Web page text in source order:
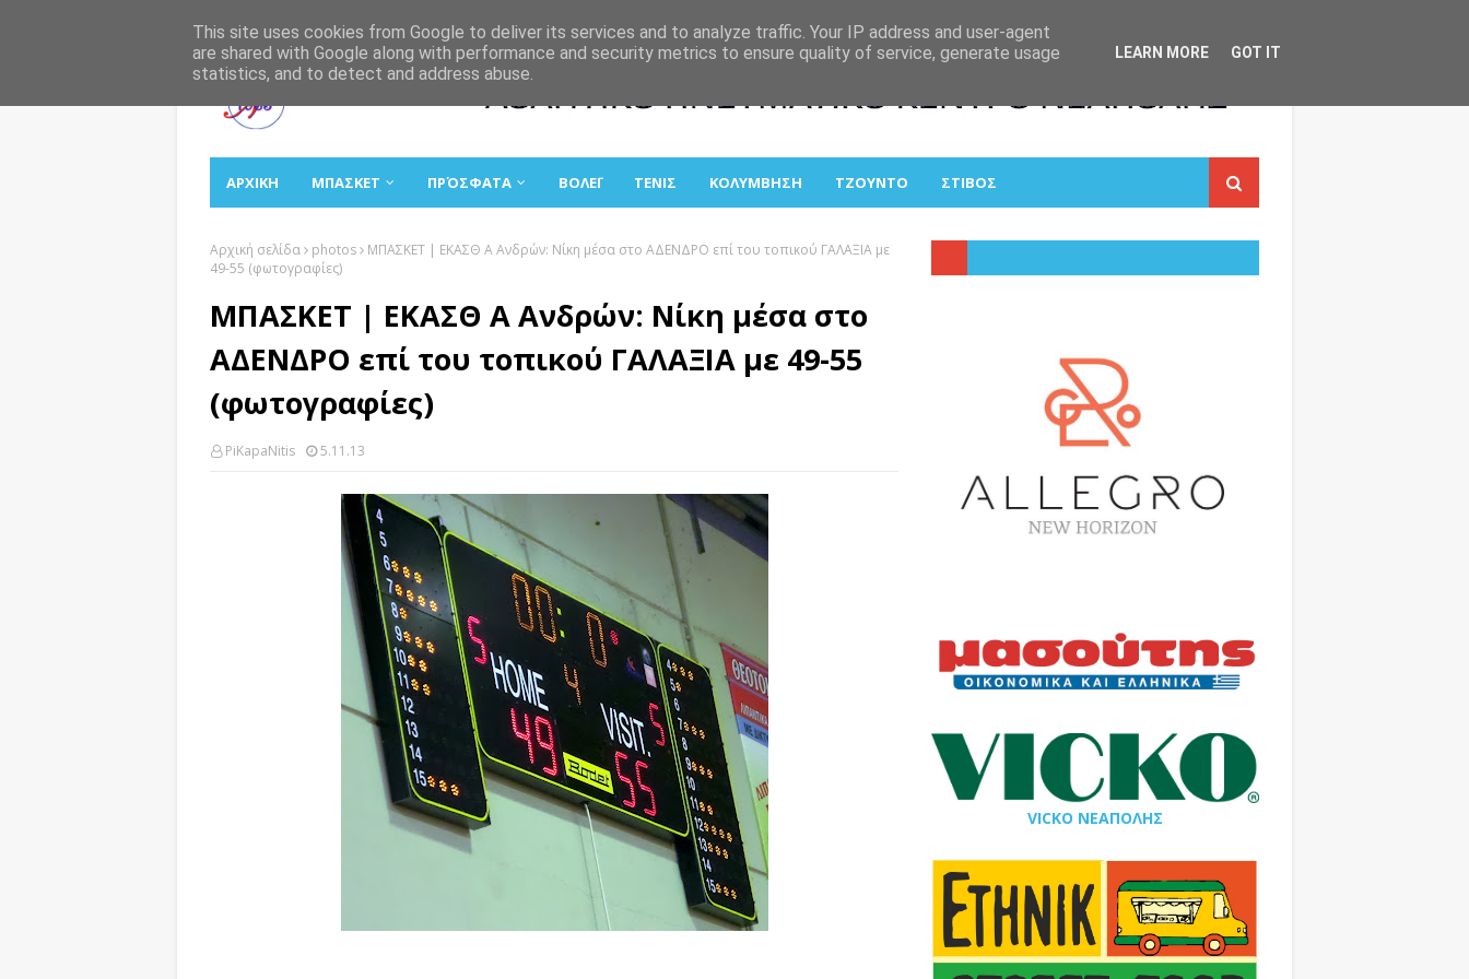
ΑΡΧΙΚΗ ΜΠΑΣΚΕΤ ΠΡΌΣΦΑΤΑ ΒΟΛΕΪ ΤΕΝΙΣ ΚΟΛΥΜΒΗΣΗ ΤΖΟΥΝΤΟ ΣΤΙΒΟΣ
Αρχική σελίδα photos
ΜΠΑΣΚΕΤ | ΕΚΑΣΘ Α Ανδρών: Νίκη μέσα στο ΑΔΕΝΔΡΟ επί του τοπικού ΓΑΛΑΞΙΑ με
49-55 (φωτογραφίες)
ΜΠΑΣΚΕΤ | ΕΚΑΣΘ Α Ανδρών: Νίκη μέσα στο
ΑΔΕΝΔΡΟ επί του τοπικού ΓΑΛΑΞΙΑ με 49-55
(φωτογραφίες)
PiKapaNitis 5.11.13
VICKO ΝΕΑΠΟΛΗΣ
This site uses cookies from Google to deliver its services and to analyze traffic. Your IP address and user-agent
are shared with Google along with performance and security metrics to ensure quality of service, generate usage
statistics, and to detect and address abuse.
LEARN MORE GOT IT